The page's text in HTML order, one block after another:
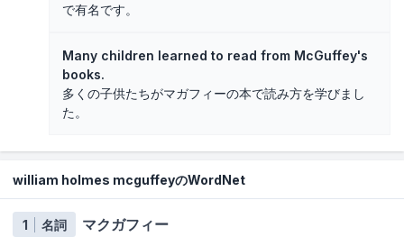
で有名です。
Many children learned to read from McGuffey's
books.
多くの子供たちがマガフィーの本で読み方を学びまし
た。
william holmes mcguffeyのWordNet
1 名詞 マクガフィー